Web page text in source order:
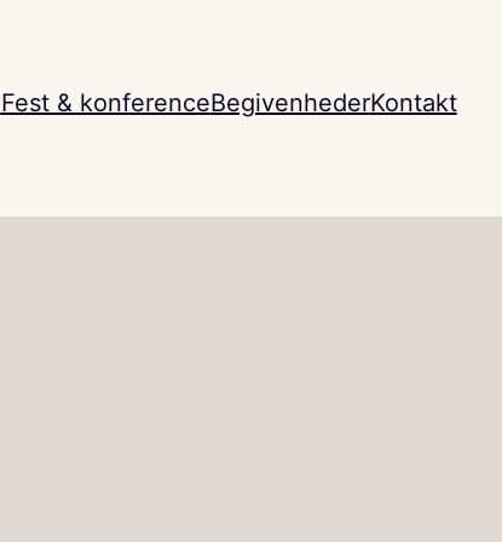
Fest & konferenceBegivenhederKontakt